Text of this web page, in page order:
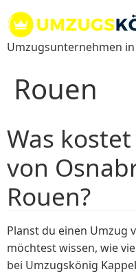
Inhalt
springen
Umzugsunternehmen
Rouen
Was
von
Rouen?
Planst du einen Umzug
möchtest wissen, wie
bei Umzugskönig